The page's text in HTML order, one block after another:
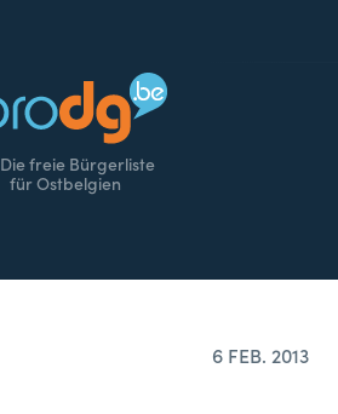
Die freie Bürgerliste
für Ostbelgien
6 FEB. 2013